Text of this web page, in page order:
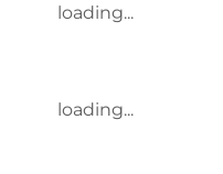
loading...
loading...